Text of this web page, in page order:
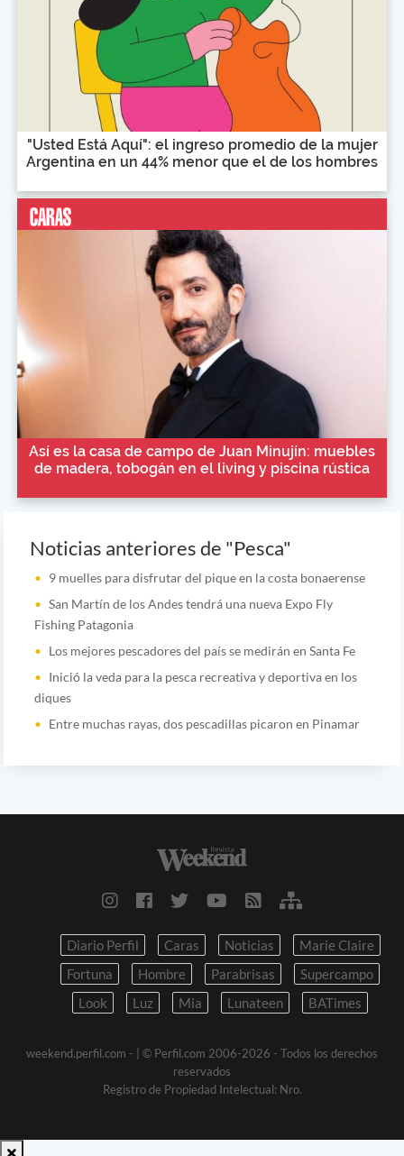
"Usted Está Aquí": el ingreso promedio de la mujer
Argentina en un 44% menor que el de los hombres
Así es la casa de campo de Juan Minujín: muebles
de madera, tobogán en el living y piscina rústica
Noticias anteriores de "Pesca"
9 muelles para disfrutar del pique en la costa bonaerense
San Martín de los Andes tendrá una nueva Expo Fly
Fishing Patagonia
Los mejores pescadores del país se medirán en Santa Fe
Inició la veda para la pesca recreativa y deportiva en los
diques
Entre muchas rayas, dos pescadillas picaron en Pinamar
Diario Perfil Caras Noticias
Marie Claire
Fortuna
Hombre Parabrisas
Supercampo
Look
Luz Mia Lunateen BATimes
weekend.perfil.com -
| © Perfil.com 2006-2026 - Todos los derechos
reservados
Registro de Propiedad Intelectual: Nro.